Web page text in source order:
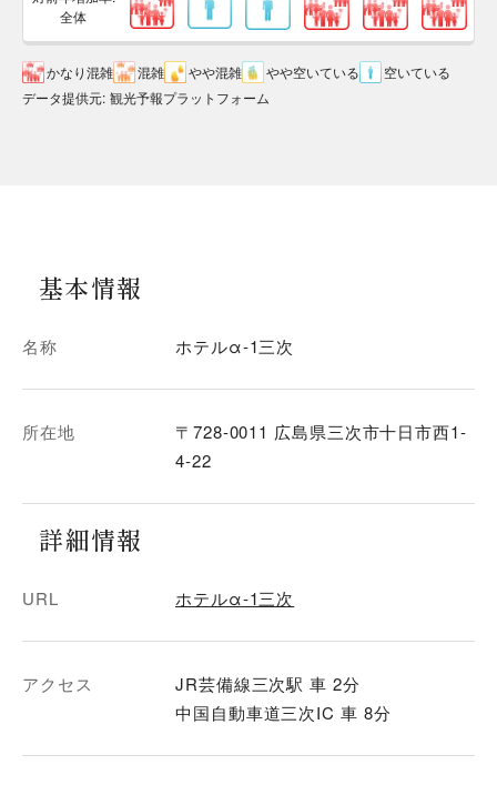
全体
かなり混雑 混雑 やや混雑 やや空いている
空いている
データ提供元: 観光予報プラットフォーム
基本情報
名称 ホテルα-1三次
所在地
〒728-0011 広島県三次市十日市西1-
4-22
詳細情報
URL ホテルα-1三次
アクセス
JR芸備線三次駅 車 2分
中国自動車道三次IC 車 8分